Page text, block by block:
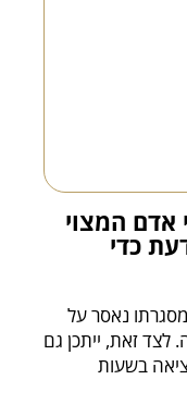
אדם המצוי
כדי
נאסר על
זאת, ייתכן גם
בשעות